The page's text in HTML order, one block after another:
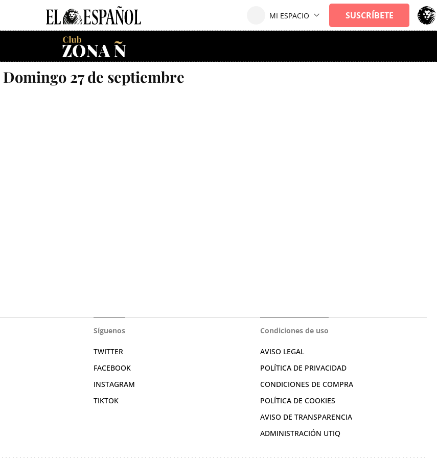
Domingo 27 de septiembre
Síguenos
TWITTER
FACEBOOK
INSTAGRAM
TIKTOK
Condiciones de uso
AVISO LEGAL
POLÍTICA DE PRIVACIDAD
CONDICIONES DE COMPRA
POLÍTICA DE COOKIES
AVISO DE TRANSPARENCIA
ADMINISTRACIÓN UTIQ